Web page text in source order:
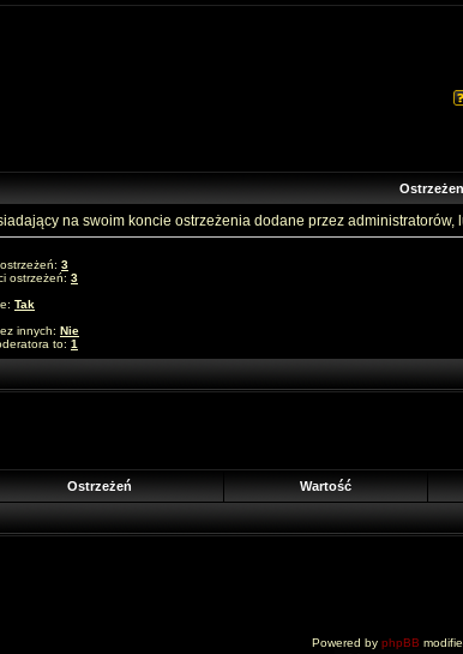
na swoim koncie ostrzeżenia dodane przez administratorów,
3
ostrzeżeń: 3
Tak
innych: Nie
to: 1
Ostrzeżeń Wartość
Powered by phpBB